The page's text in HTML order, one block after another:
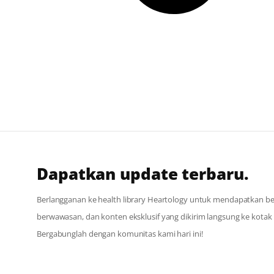
Dapatkan update terbaru.
Berlangganan ke health library Heartology untuk mendapatkan
berwawasan, dan konten eksklusif yang dikirim langsung ke kotak
Bergabunglah dengan komunitas kami hari ini!